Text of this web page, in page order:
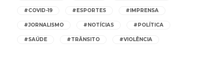
#COVID-19 #ESPORTES #IMPRENSA
#JORNALISMO #NOTÍCIAS #POLÍTICA
#SAÚDE #TRÂNSITO #VIOLÊNCIA